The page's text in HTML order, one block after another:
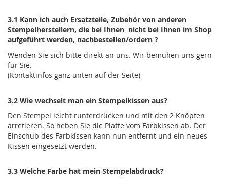
3.1 Kann ich auch Ersatzteile, Zubehör von anderen
Stempelherstellern, die bei Ihnen nicht bei Ihnen im Shop
aufgeführt werden, nachbestellen/ordern ?
Wenden Sie sich bitte direkt an uns. Wir bemühen uns gern
für Sie.
(Kontaktinfos ganz unten auf der Seite)
3.2 Wie wechselt man ein Stempelkissen aus?
Den Stempel leicht runterdrücken und mit den 2 Knöpfen
arretieren. So heben Sie die Platte vom Farbkissen ab. Der
Einschub des Farbkissen kann nun entfernt und ein neues
Kissen eingesetzt werden.
3.3 Welche Farbe hat mein Stempelabdruck?